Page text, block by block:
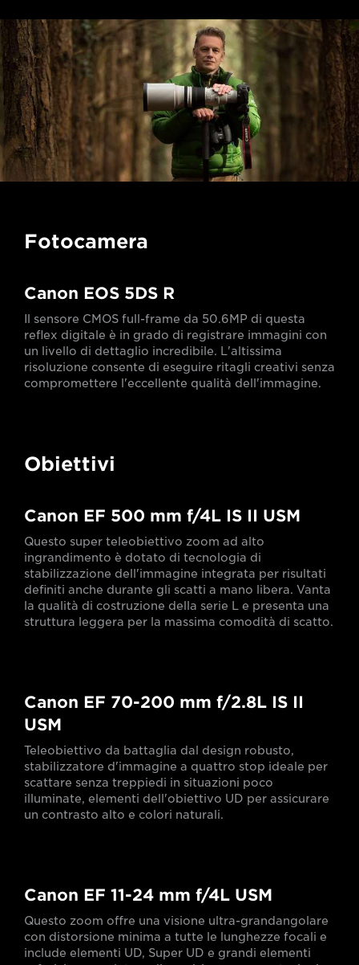
Fotocamera
Canon EOS 5DS R
Il sensore CMOS full-frame da 50.6MP di questa
reflex digitale è in grado di registrare immagini con
un livello di dettaglio incredibile. L'altissima
risoluzione consente di eseguire ritagli creativi senza
compromettere l'eccellente qualità dell'immagine.
Obiettivi
Canon EF 500 mm f/4L IS II USM
Questo super teleobiettivo zoom ad alto
ingrandimento è dotato di tecnologia di
stabilizzazione dell'immagine integrata per risultati
definiti anche durante gli scatti a mano libera. Vanta
la qualità di costruzione della serie L e presenta una
struttura leggera per la massima comodità di scatto.
Canon EF 70-200 mm f/2.8L IS II
USM
Teleobiettivo da battaglia dal design robusto,
stabilizzatore d'immagine a quattro stop ideale per
scattare senza treppiedi in situazioni poco
illuminate, elementi dell'obiettivo UD per assicurare
un contrasto alto e colori naturali.
Canon EF 11-24 mm f/4L USM
Questo zoom offre una visione ultra-grandangolare
con distorsione minima a tutte le lunghezze focali e
include elementi UD, Super UD e grandi elementi